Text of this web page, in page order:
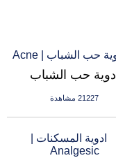
ادوية حب الشباب
21227 مشاهدة